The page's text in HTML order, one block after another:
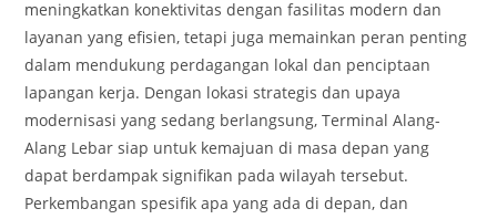
meningkatkan konektivitas dengan fasilitas modern dan
layanan yang efisien, tetapi juga memainkan peran penting
dalam mendukung perdagangan lokal dan penciptaan
lapangan kerja. Dengan lokasi strategis dan upaya
modernisasi yang sedang berlangsung, Terminal Alang-
Alang Lebar siap untuk kemajuan di masa depan yang
dapat berdampak signifikan pada wilayah tersebut.
Perkembangan spesifik apa yang ada di depan, dan